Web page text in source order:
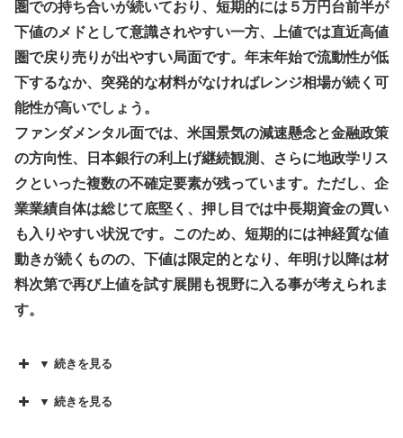
圏での持ち合いが続いており、短期的には５万円台前半が
下値のメドとして意識されやすい一方、上値では直近高値
圏で戻り売りが出やすい局面です。年末年始で流動性が低
下するなか、突発的な材料がなければレンジ相場が続く可
能性が高いでしょう。
ファンダメンタル面では、米国景気の減速懸念と金融政策
の方向性、日本銀行の利上げ継続観測、さらに地政学リス
クといった複数の不確定要素が残っています。ただし、企
業業績自体は総じて底堅く、押し目では中長期資金の買い
も入りやすい状況です。このため、短期的には神経質な値
動きが続くものの、下値は限定的となり、年明け以降は材
料次第で再び上値を試す展開も視野に入る事が考えられま
す。
▼ 続きを見る
▼ 続きを見る